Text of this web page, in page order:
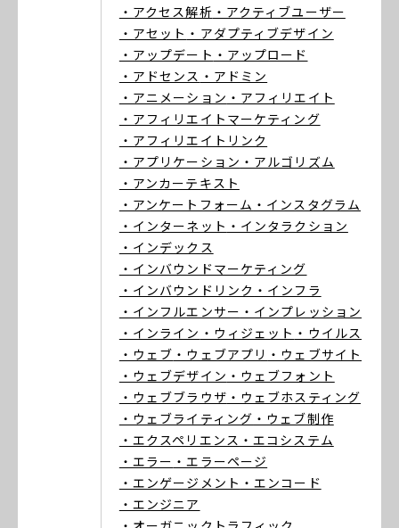
・アクセス解析 ・アクティブユーザー
・アセット ・アダプティブデザイン
・アップデート ・アップロード
・アドセンス ・アドミン
・アニメーション ・アフィリエイト
・アフィリエイトマーケティング
・アフィリエイトリンク
・アプリケーション ・アルゴリズム
・アンカーテキスト
・アンケートフォーム ・インスタグラム
・インターネット ・インタラクション
・インデックス
・インバウンドマーケティング
・インバウンドリンク ・インフラ
・インフルエンサー ・インプレッション
・インライン ・ウィジェット ・ウイルス
・ウェブ ・ウェブアプリ ・ウェブサイト
・ウェブデザイン ・ウェブフォント
・ウェブブラウザ ・ウェブホスティング
・ウェブライティング ・ウェブ制作
・エクスペリエンス ・エコシステム
・エラー ・エラーページ
・エンゲージメント ・エンコード
・エンジニア